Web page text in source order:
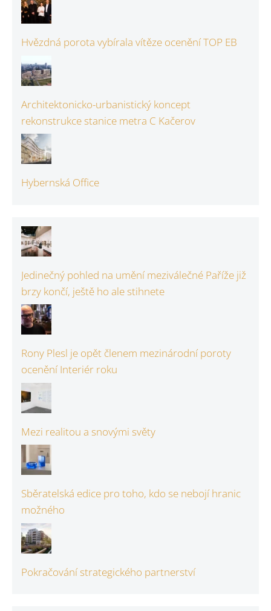
Hvězdná porota vybírala vítěze ocenění TOP EB
Architektonicko-urbanistický koncept
rekonstrukce stanice metra C Kačerov
Hybernská Office
Jedinečný pohled na umění meziválečné Paříže již
brzy končí, ještě ho ale stihnete
Rony Plesl je opět členem mezinárodní poroty
ocenění Interiér roku
Mezi realitou a snovými světy
Sběratelská edice pro toho, kdo se nebojí hranic
možného
Pokračování strategického partnerství